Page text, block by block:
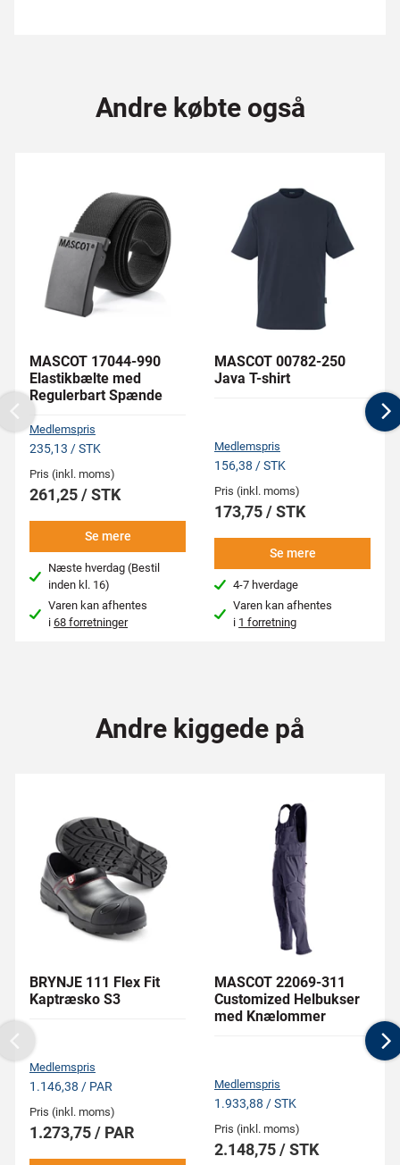
Andre købte også
MASCOT 17044-990
Elastikbælte med
Regulerbart Spænde
Medlemspris
235,13 / STK
Pris (inkl. moms)
261,25 / STK
Se mere
Næste hverdag (Bestil
inden kl. 16)
Varen kan afhentes
i68 forretninger
MASCOT 00782-250
Java T-shirt
Medlemspris
156,38 / STK
Pris (inkl. moms)
173,75 / STK
Se mere
4-7 hverdage
Varen kan afhentes
i 1 forretning
Previous
Andre kiggede på
BRYNJE 111 Flex Fit
Kaptræsko S3
Medlemspris
1.146,38 / PAR
Pris (inkl. moms)
1.273,75 / PAR
MASCOT 22069-311
Customized Helbukser
med Knælommer
Medlemspris
1.933,88 / STK
Pris (inkl. moms)
2.148,75 / STK
Previous